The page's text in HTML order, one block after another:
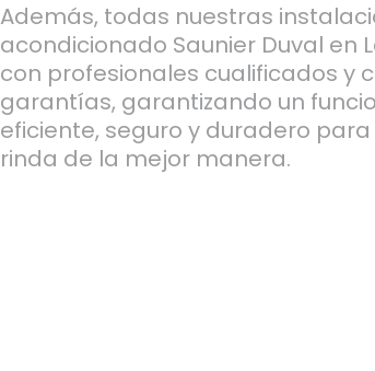
Además, todas nuestras
acondicionado Saunier Duval en
con profesionales cualificados y
garantías, garantizando un
eficiente, seguro y duradero
rinda de la mejor manera.